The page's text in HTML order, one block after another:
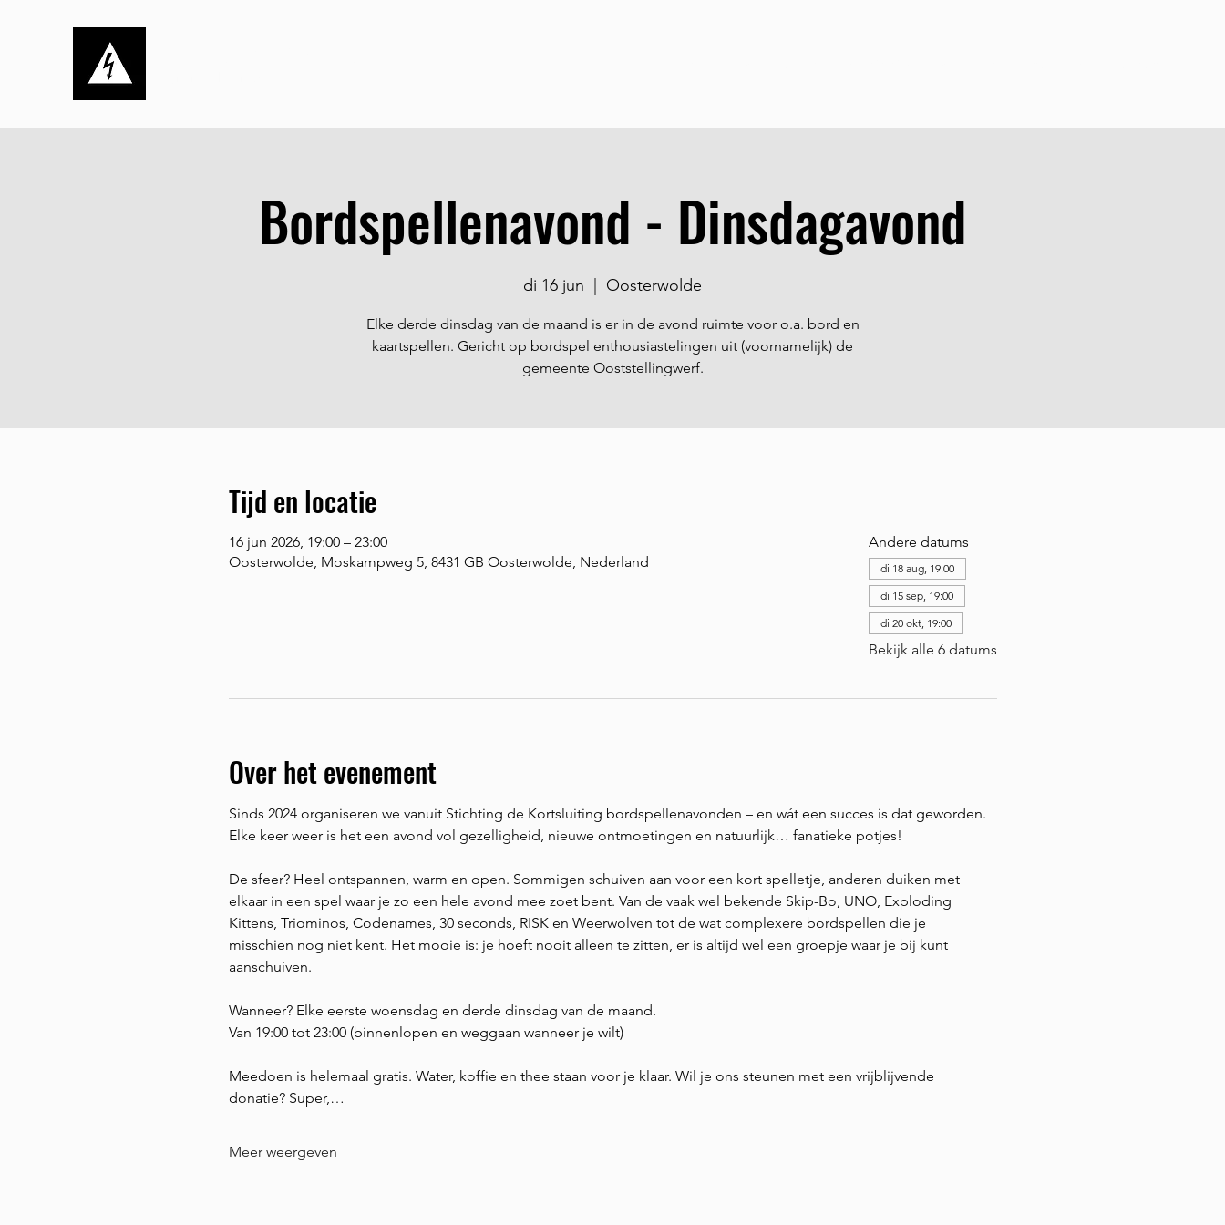
Bordspellenavond - Dinsdagavond
di 16 jun Oosterwolde
Elke derde dinsdag van de maand is er in de avond ruimte voor o.a. bord en
kaartspellen. Gericht op bordspel enthousiastelingen uit (voornamelijk) de
gemeente Ooststellingwerf.
Tijd en locatie
16 jun 2026, 19:00 – 23:00
Oosterwolde, Moskampweg 5, 8431 GB Oosterwolde, Nederland
Andere datums
di 18 aug, 19:00
di 15 sep, 19:00
di 20 okt, 19:00
Bekijk alle 6 datums
Over het evenement
Sinds 2024 organiseren we vanuit Stichting de Kortsluiting bordspellenavonden – en wát een succes is dat geworden.
Elke keer weer is het een avond vol gezelligheid, nieuwe ontmoetingen en natuurlijk… fanatieke potjes!
De sfeer? Heel ontspannen, warm en open. Sommigen schuiven aan voor een kort spelletje, anderen duiken met
elkaar in een spel waar je zo een hele avond mee zoet bent. Van de vaak wel bekende Skip-Bo, UNO, Exploding
Kittens, Triominos, Codenames, 30 seconds, RISK en Weerwolven tot de wat complexere bordspellen die je
misschien nog niet kent. Het mooie is: je hoeft nooit alleen te zitten, er is altijd wel een groepje waar je bij kunt
aanschuiven.
Wanneer? Elke eerste woensdag en derde dinsdag van de maand.
Van 19:00 tot 23:00 (binnenlopen en weggaan wanneer je wilt)
Meedoen is helemaal gratis. Water, koffie en thee staan voor je klaar. Wil je ons steunen met een vrijblijvende
donatie? Super,…
Meer weergeven